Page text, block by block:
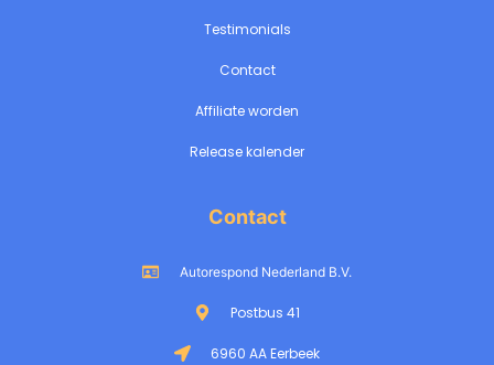
Testimonials
Contact
Affiliate worden
Release kalender
Contact
Autorespond Nederland B.V.
Postbus 41
6960 AA Eerbeek